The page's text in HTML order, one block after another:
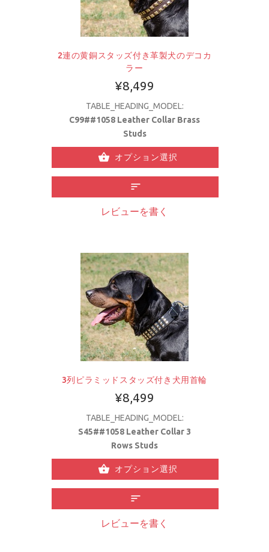
2連の黄銅スタッズ付き革製犬のデコカ
ラー
¥8,499
TABLE_HEADING_MODEL:
C99##1058 Leather Collar Brass
Studs
オプション選択
レビューを書く
3列ピラミッドスタッズ付き犬用首輪
¥8,499
TABLE_HEADING_MODEL:
S45##1058 Leather Collar 3
Rows Studs
オプション選択
レビューを書く